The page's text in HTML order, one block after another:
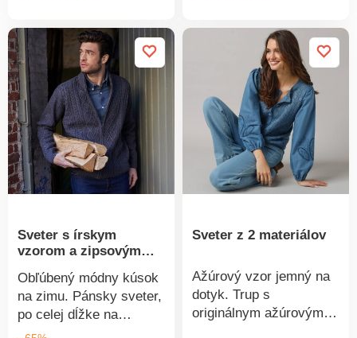
gombíky. Dlhé rukávy.
Vrúbované zakončenie.
Možno prať v práčke.
Sveter s írskym
vzorom a zipsovým
Obľúbený módny kúsok
na zimu. Pánsky sveter,
po celej dĺžke na
zapínanie, má ozdobné
Sveter z 2 materiálov
Ažúrový vzor jemný na
dotyk. Trup s
originálnym ažúrovým